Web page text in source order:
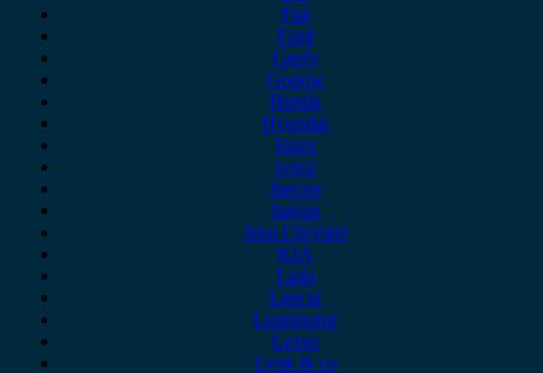
Fiat
Ford
Geely
Gonow
Honda
Hyundai
Isuzu
iveco
Jaecoo
Jaguar
Jeep Chrysler
KIA
Lada
Lancia
Leapmotor
Lexus
Lynk & co